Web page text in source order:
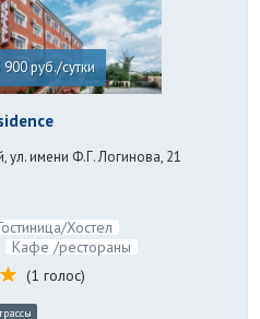
900 руб./сутки
ул. имени Ф.Г. Логинова, 21
Хостел
Кафе /рестораны
(1 голос)